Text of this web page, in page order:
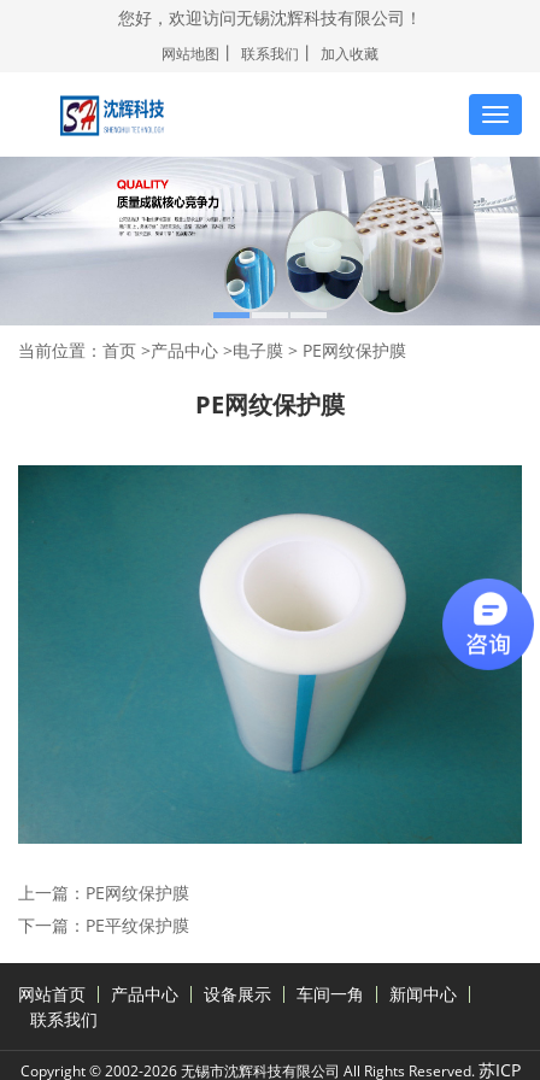
您好，欢迎访问无锡沈辉科技有限公司！
网站地图 丨 联系我们 丨 加入收藏
切
换
导
航
当前位置： 首页 >产品中心 >电子膜 > PE网纹保护膜
PE网纹保护膜
上一篇： PE网纹保护膜
下一篇： PE平纹保护膜
网站首页 产品中心 设备展示 车间一角
新闻中心
联系我们
Copyright © 2002-2026 无锡市沈辉科技有限公司 All Rights Reserved.苏ICP